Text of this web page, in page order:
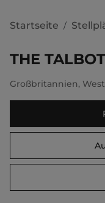
Startseite /
THE TALBOT
Großbritannien,